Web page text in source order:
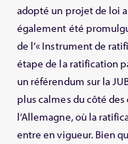
adopté un projet de loi
également été
de l’« Instrument de
étape de la ratification
un référendum sur la
plus calmes du côté
l’Allemagne, où la
entre en vigueur. Bien